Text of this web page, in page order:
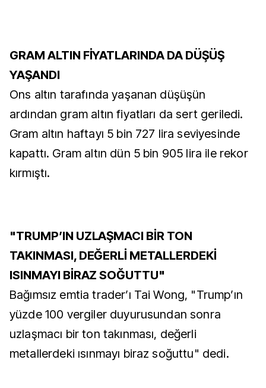
GRAM ALTIN FİYATLARINDA DA DÜŞÜŞ
YAŞANDI
Ons altın tarafında yaşanan düşüşün
ardından gram altın fiyatları da sert geriledi.
Gram altın haftayı 5 bin 727 lira seviyesinde
kapattı. Gram altın dün 5 bin 905 lira ile rekor
kırmıştı.
"TRUMP’IN UZLAŞMACI BİR TON
TAKINMASI, DEĞERLİ METALLERDEKİ
ISINMAYI BİRAZ SOĞUTTU"
Bağımsız emtia trader’ı Tai Wong, "Trump’ın
yüzde 100 vergiler duyurusundan sonra
uzlaşmacı bir ton takınması, değerli
metallerdeki ısınmayı biraz soğuttu" dedi.